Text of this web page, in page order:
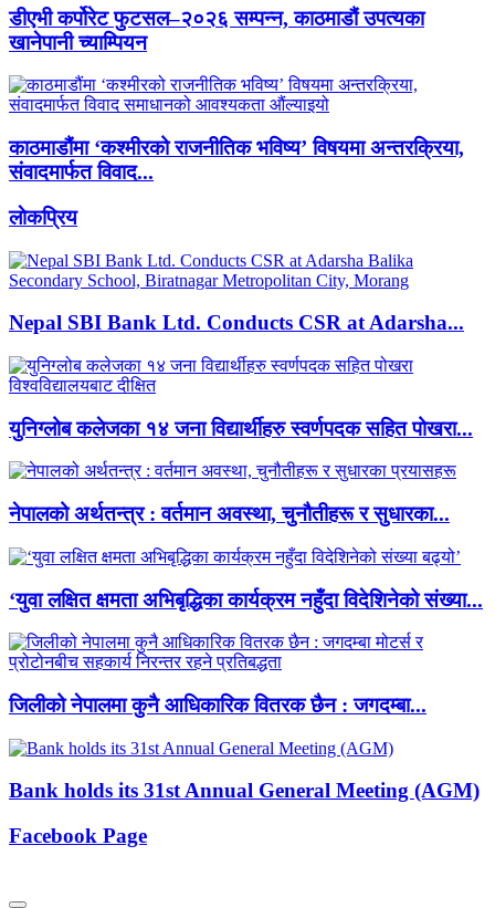
डीएभी कर्पोरेट फुटसल–२०२६ सम्पन्न, काठमाडौं उपत्यका
खानेपानी च्याम्पियन
काठमाडौंमा ‘कश्मीरको राजनीतिक भविष्य’ विषयमा अन्तरक्रिया,
संवादमार्फत विवाद...
लाेकप्रिय
Nepal SBI Bank Ltd. Conducts CSR at Adarsha...
युनिग्लोब कलेजका १४ जना विद्यार्थीहरु स्वर्णपदक सहित पोखरा...
नेपालको अर्थतन्त्र : वर्तमान अवस्था, चुनौतीहरू र सुधारका...
‘युवा लक्षित क्षमता अभिबृद्धिका कार्यक्रम नहुँदा विदेशिनेको संख्या...
जिलीको नेपालमा कुनै आधिकारिक वितरक छैन : जगदम्बा...
Bank holds its 31st Annual General Meeting (AGM)
Facebook Page